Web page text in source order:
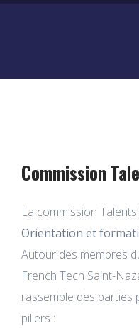
Commission
La commission
Orientation et
Autour des membres
French Tech Saint-
rassemble des parties
piliers :